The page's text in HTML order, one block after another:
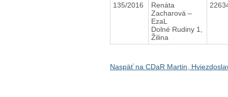
135/2016
Renáta
Zacharová –
EzaL
Dolné Rudiny 1,
Žilina
Naspäť na CDaR Martin,